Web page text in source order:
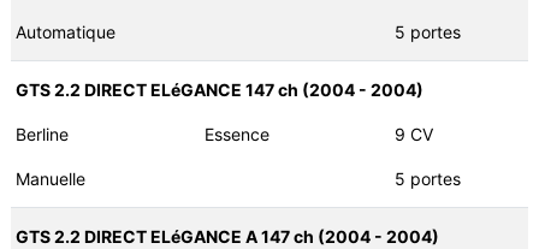
Automatique 5 portes
GTS 2.2 DIRECT ELéGANCE 147 ch (2004 - 2004)
Berline Essence 9 CV
Manuelle 5 portes
GTS 2.2 DIRECT ELéGANCE A 147 ch (2004 - 2004)